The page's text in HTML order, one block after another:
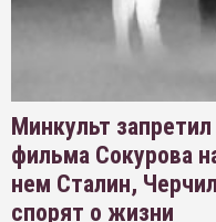
Минкульт
фильма Сокурова
нем Сталин,
спорят о жизни